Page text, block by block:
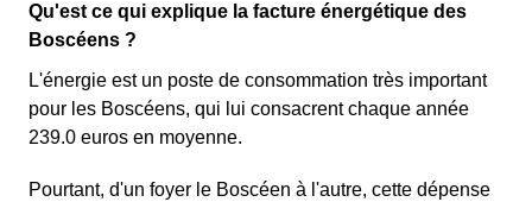
Qu'est ce qui explique la facture énergétique des
Boscéens ?
L'énergie est un poste de consommation très important
pour les Boscéens, qui lui consacrent chaque année
239.0 euros en moyenne.
Pourtant, d'un foyer le Boscéen à l'autre, cette dépense